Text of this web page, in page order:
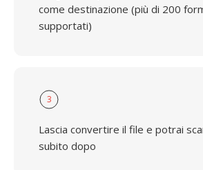
come destinazione (più di 200
supportati)
3
Lascia convertire il file e potrai
subito dopo